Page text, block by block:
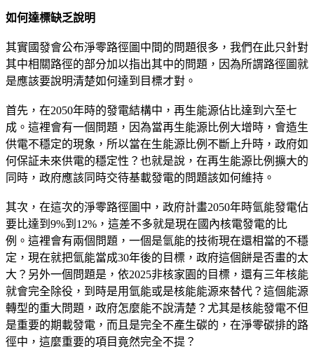
如何達標缺乏說明
其實國發會公布淨零路徑圖中間的問題很多，我們在此只針對
其中相關路徑的部分加以指出其中的問題，因為所謂路徑圖就
是應該要說明清楚如何達到目標才對。
首先，在2050年時的發電結構中，再生能源佔比達到六至七
成。這裡會有一個問題，因為當再生能源比例大增時，會造生
供電不穩定的現象，所以當在生能源比例不斷上升時，政府如
何保証未來供電的穩定性？也就是說，在再生能源比例擴大的
同時，政府應該同時交待基載發電的問題該如何維持。
其次，在這次的淨零路徑圖中，政府計畫2050年時氫能發電佔
要比達到9%到12%，這差不多就是現在國內核電發電的比
例。這裡會有兩個問題，一個是氫能的技術現在還相當的不穩
定，現在就把氫能當成30年後的目標，政府這個餅是否畫的太
大？另外一個問題是，依2025非核家園的目標，還有三年核能
就會完全除役，到時是用氫能或是核能能源來替代？這個能源
轉型的重大問題，政府怎麼能不說清楚？尤其是核能發電不但
是重要的期載發電，而且是完全不產生碳的，在淨零碳排的路
徑中，這麼重要的項目竟然完全不提？